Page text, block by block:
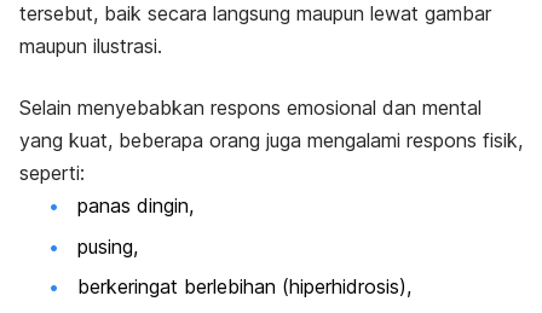
tersebut, baik secara langsung maupun lewat gambar
maupun ilustrasi.
Selain menyebabkan respons emosional dan mental
yang kuat, beberapa orang juga mengalami respons fisik,
seperti:
panas dingin,
pusing,
berkeringat berlebihan (hiperhidrosis),